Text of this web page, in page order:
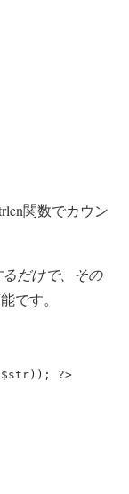
関数でカウン
だけで、その
です。
?>